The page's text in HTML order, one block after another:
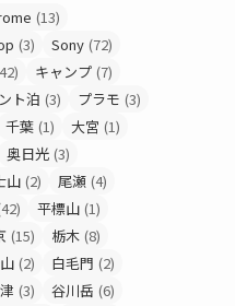
(13)
(3) Sony (72)
キャンプ (7)
ト泊 (3) プラモ (3)
千葉 (1) 大宮 (1)
奥日光 (3)
山 (2) 尾瀬 (4)
平標山 (1)
(15) 栃木 (8)
(2) 白毛門 (2)
(3) 谷川岳 (6)